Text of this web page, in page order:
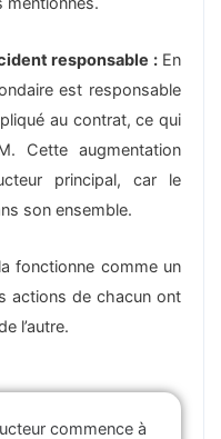
responsable : En
est responsable
au contrat, ce qui
Cette augmentation
principal, car le
son ensemble.
fonctionne comme un
actions de chacun ont
l’autre.
commence à